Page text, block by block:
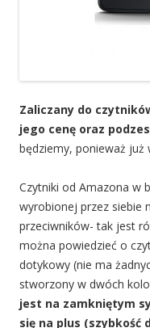
Zaliczany do
jego cenę oraz
będziemy, ponieważ już
Czytniki od Amazona w
wyrobionej przez siebie
przeciwników- tak jest
można powiedzieć o
dotykowy (nie ma
stworzony w dwóch
jest na zamkniętym
się na plus (szybkość